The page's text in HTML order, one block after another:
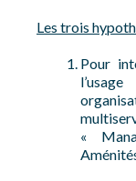
Les trois
Pour
«